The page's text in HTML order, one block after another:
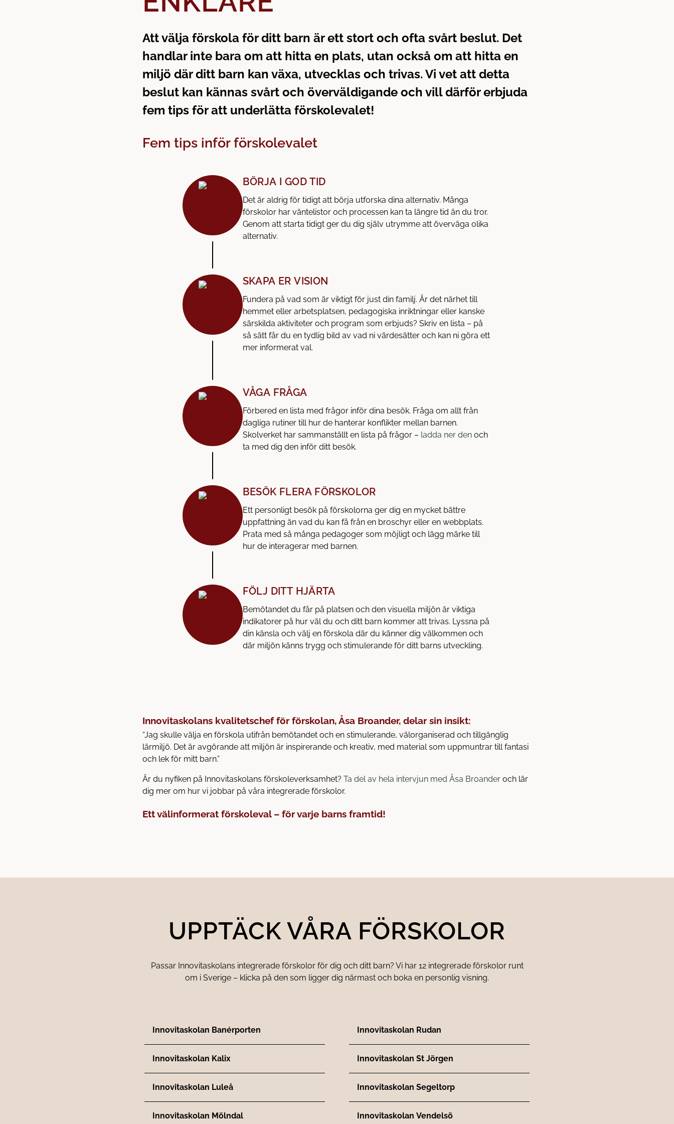
Att välja förskola för ditt barn är ett stort och ofta svårt beslut. Det
handlar inte bara om att hitta en plats, utan också om att hitta en
miljö där ditt barn kan växa, utvecklas och trivas. Vi vet att detta
beslut kan kännas svårt och överväldigande och vill därför erbjuda
fem tips för att underlätta förskolevalet!
Fem tips inför förskolevalet
BÖRJA I GOD TID
Det är aldrig för tidigt att börja utforska dina alternativ. Många
förskolor har väntelistor och processen kan ta längre tid än du tror.
Genom att starta tidigt ger du dig själv utrymme att överväga olika
alternativ.
SKAPA ER VISION
Fundera på vad som är viktigt för just din familj. Är det närhet till
hemmet eller arbetsplatsen, pedagogiska inriktningar eller kanske
särskilda aktiviteter och program som erbjuds? Skriv en lista – på
så sätt får du en tydlig bild av vad ni värdesätter och kan ni göra ett
mer informerat val.
VÅGA FRÅGA
Förbered en lista med frågor inför dina besök. Fråga om allt från
dagliga rutiner till hur de hanterar konflikter mellan barnen.
Skolverket har sammanställt en lista på frågor – ladda ner denoch
ta med dig den inför ditt besök.
BESÖK FLERA FÖRSKOLOR
Ett personligt besök på förskolorna ger dig en mycket bättre
uppfattning än vad du kan få från en broschyr eller en webbplats.
Prata med så många pedagoger som möjligt och lägg märke till
hur de interagerar med barnen.
FÖLJ DITT HJÄRTA
Bemötandet du får på platsen och den visuella miljön är viktiga
indikatorer på hur väl du och ditt barn kommer att trivas. Lyssna på
din känsla och välj en förskola där du känner dig välkommen och
där miljön känns trygg och stimulerande för ditt barns utveckling.
Innovitaskolans kvalitetschef för förskolan, Åsa Broander, delar sin insikt:
“Jag skulle välja en förskola utifrån bemötandet och en stimulerande, välorganiserad och tillgänglig
lärmiljö. Det är avgörande att miljön är inspirerande och kreativ, med material som uppmuntrar till fantasi
och lek för mitt barn.”
Är du nyfiken på Innovitaskolans förskoleverksamhet? Ta del av hela intervjun med Åsa Broanderoch lär
dig mer om hur vi jobbar på våra integrerade förskolor.
Ett välinformerat förskoleval – för varje barns framtid!
UPPTÄCK VÅRA FÖRSKOLOR
Passar Innovitaskolans integrerade förskolor för dig och ditt barn? Vi har 12 integrerade förskolor runt
om i Sverige – klicka på den som ligger dig närmast och boka en personlig visning.
Innovitaskolan Banérporten
Innovitaskolan Kalix
Innovitaskolan Luleå
Innovitaskolan Mölndal
Innovitaskolan Rudan
Innovitaskolan St Jörgen
Innovitaskolan Segeltorp
Innovitaskolan Vendelsö